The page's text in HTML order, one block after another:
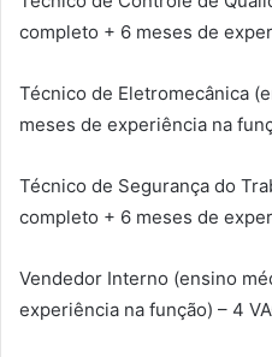
completo + 6 meses de
Técnico de Eletromecânica
meses de experiência na
Técnico de Segurança do
completo + 6 meses de
Vendedor Interno (ensino
experiência na função) – 4